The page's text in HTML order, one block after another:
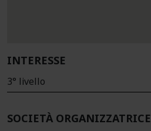
INTERESSE
3° livello
SOCIETÀ ORGANIZZATRICE